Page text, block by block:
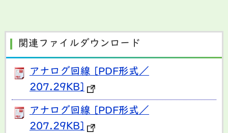
関連ファイルダウンロード
アナログ回線 [PDF形式／
207.29KB]
アナログ回線 [PDF形式／
207.29KB]